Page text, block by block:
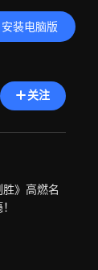
安装电脑版
内容更精彩
关注
》高燃名